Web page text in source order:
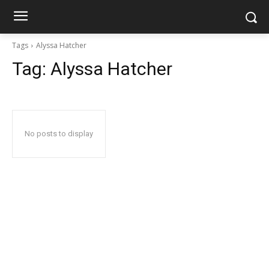
Tags Alyssa Hatcher
Tag: Alyssa Hatcher
No posts to display